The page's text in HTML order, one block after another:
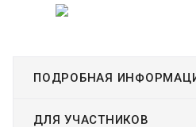
ПОДРОБНАЯ
ДЛЯ УЧАСТНИКОВ